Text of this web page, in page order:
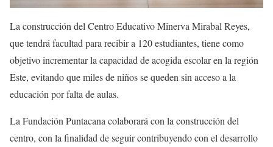
La construcción del Centro Educativo Minerva Mirabal Reyes,
que tendrá facultad para recibir a 120 estudiantes, tiene como
objetivo incrementar la capacidad de acogida escolar en la región
Este, evitando que miles de niños se queden sin acceso a la
educación por falta de aulas.
La Fundación Puntacana colaborará con la construcción del
centro, con la finalidad de seguir contribuyendo con el desarrollo